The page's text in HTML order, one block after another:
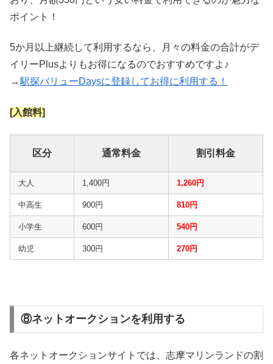
ポイント！
5か月以上継続して利用するなら、月々の料金の合計がデ
イリーPlusよりもお得になるのでおすすめですよ♪
→ 駅探バリューDaysに登録してお得に利用する！
[入館料]
区分 通常料金 割引料金
大人 1,400円 1,260円
中高生 900円 810円
小学生 600円 540円
幼児 300円 270円
⑧ネットオークションを利用する
各ネットオークションサイトでは、志摩マリンランドの割